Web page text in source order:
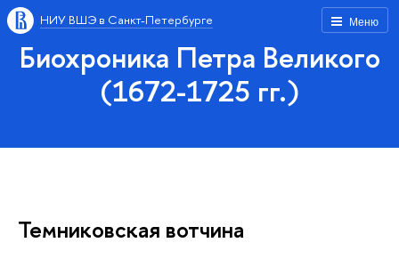
Меню
НИУ ВШЭ в Санкт-Петербурге
Биохроника Петра Великого
(1672-1725 гг.)
Темниковская вотчина